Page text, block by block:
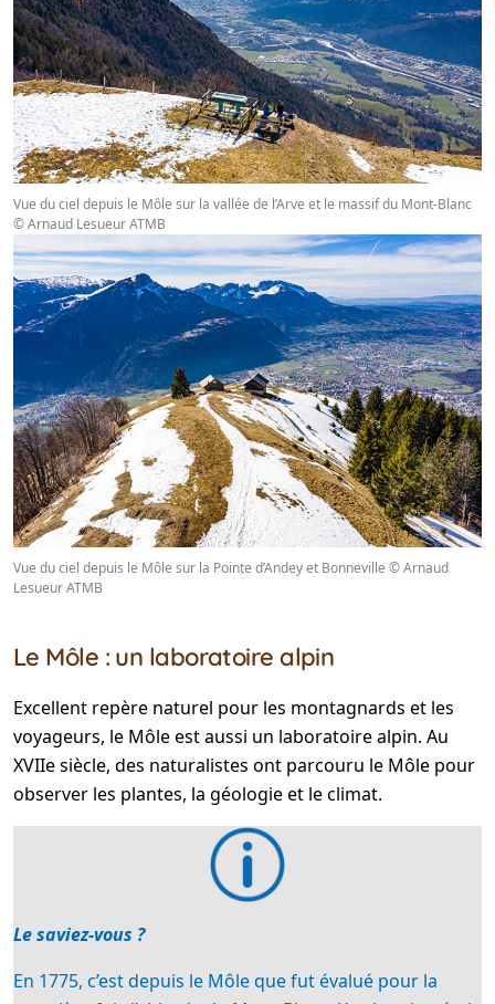
Vue du ciel depuis le Môle sur la vallée de l’Arve et le massif du Mont-Blanc
© Arnaud Lesueur ATMB
Vue du ciel depuis le Môle sur la Pointe d’Andey et Bonneville © Arnaud
Lesueur ATMB
Le Môle : un laboratoire alpin
Excellent repère naturel pour les montagnards et les
voyageurs, le Môle est aussi un laboratoire alpin. Au
XVIIe siècle, des naturalistes ont parcouru le Môle pour
observer les plantes, la géologie et le climat.
Le saviez-vous ?
En 1775, c’est depuis le Môle que fut évalué pour la